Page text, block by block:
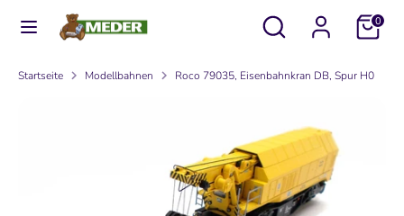
zum
Suchen
Durchsuchen
Sie
Shop
0
SuchenDurchsuchen
Startseite Modellbahnen Roco 79035, Eisenbahnkran DB, Spur H0